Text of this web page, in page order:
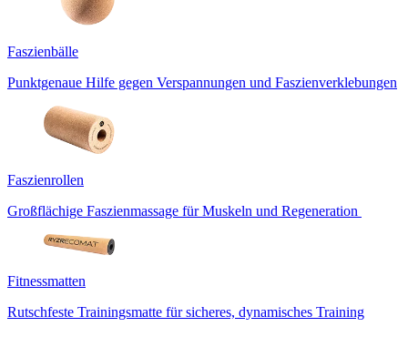
Faszienbälle
Punktgenaue Hilfe gegen Verspannungen und Faszienverklebungen
Faszienrollen
Großflächige Faszienmassage für Muskeln und Regeneration
Fitnessmatten
Rutschfeste Trainingsmatte für sicheres, dynamisches Training